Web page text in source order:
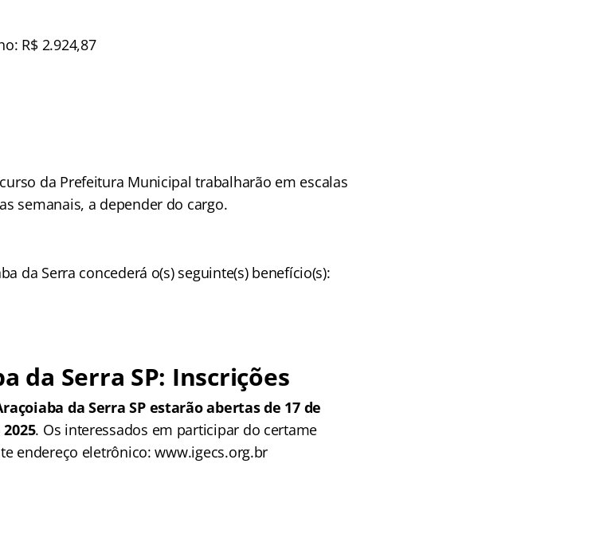
R$ 2.924,87
da Prefeitura Municipal trabalharão em escalas
semanais, a depender do cargo.
da Serra concederá o(s) seguinte(s) benefício(s):
da Serra SP: Inscrições
da Serra SP estarão abertas de 17 de
. Os interessados em participar do certame
endereço eletrônico: www.igecs.org.br